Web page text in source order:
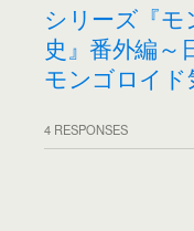
シリーズ『
史』番外編～
モンゴロイド
4 RESPONSES